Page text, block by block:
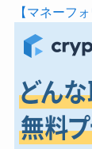
【マネーフ